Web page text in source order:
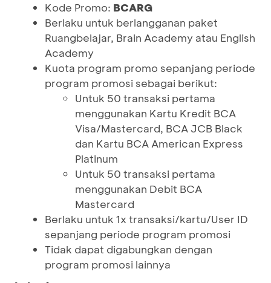
Kode Promo: BCARG
Berlaku untuk berlangganan paket
Ruangbelajar, Brain Academy atau English
Academy
Kuota program promo sepanjang periode
program promosi sebagai berikut:
Untuk 50 transaksi pertama
menggunakan Kartu Kredit BCA
Visa/Mastercard, BCA JCB Black
dan Kartu BCA American Express
Platinum
Untuk 50 transaksi pertama
menggunakan Debit BCA
Mastercard
Berlaku untuk 1x transaksi/kartu/User ID
sepanjang periode program promosi
Tidak dapat digabungkan dengan
program promosi lainnya